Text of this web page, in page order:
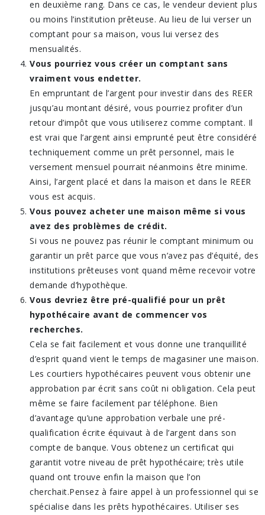
en deuxième rang. Dans ce cas, le vendeur devient plus
ou moins l’institution prêteuse. Au lieu de lui verser un
comptant pour sa maison, vous lui versez des
mensualités.
Vous pourriez vous créer un comptant sans
vraiment vous endetter.
En empruntant de l’argent pour investir dans des REER
jusqu’au montant désiré, vous pourriez profiter d’un
retour d’impôt que vous utiliserez comme comptant. Il
est vrai que l’argent ainsi emprunté peut être considéré
techniquement comme un prêt personnel, mais le
versement mensuel pourrait néanmoins être minime.
Ainsi, l’argent placé et dans la maison et dans le REER
vous est acquis.
Vous pouvez acheter une maison même si vous
avez des problèmes de crédit.
Si vous ne pouvez pas réunir le comptant minimum ou
garantir un prêt parce que vous n’avez pas d’équité, des
institutions prêteuses vont quand même recevoir votre
demande d’hypothèque.
Vous devriez être pré-qualifié pour un prêt
hypothécaire avant de commencer vos
recherches.
Cela se fait facilement et vous donne une tranquillité
d’esprit quand vient le temps de magasiner une maison.
Les courtiers hypothécaires peuvent vous obtenir une
approbation par écrit sans coût ni obligation. Cela peut
même se faire facilement par téléphone. Bien
d’avantage qu’une approbation verbale une pré-
qualification écrite équivaut à de l’argent dans son
compte de banque. Vous obtenez un certificat qui
garantit votre niveau de prêt hypothécaire; très utile
quand ont trouve enfin la maison que l’on
cherchait.Pensez à faire appel à un professionnel qui se
spécialise dans les prêts hypothécaires. Utiliser ses